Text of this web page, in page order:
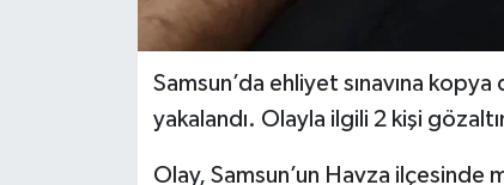
Samsun’da ehliyet sınavına
yakalandı. Olayla ilgili 2 kişi
Olay, Samsun’un Havza